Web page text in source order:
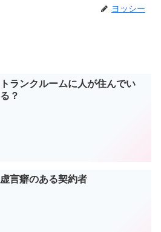
ヨッシー
トランクルームに人が住んでい
る？
虚言癖のある契約者